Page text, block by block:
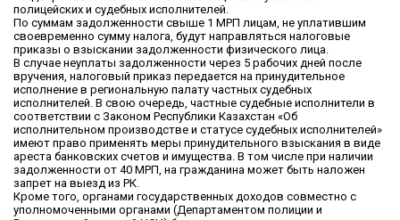
полицейских и судебных исполнителей.
По суммам задолженности свыше 1 МРП лицам, не уплатившим
своевременно сумму налога, будут направляться налоговые
приказы о взыскании задолженности физического лица.
В случае неуплаты задолженности через 5 рабочих дней после
вручения, налоговый приказ передается на принудительное
исполнение в региональную палату частных судебных
исполнителей. В свою очередь, частные судебные исполнители в
соответствии с Законом Республики Казахстан «Об
исполнительном производстве и статусе судебных исполнителей»
имеют право применять меры принудительного взыскания в виде
ареста банковских счетов и имущества. В том числе при наличии
задолженности от 40 МРП, на гражданина может быть наложен
запрет на выезд из РК.
Кроме того, органами государственных доходов совместно с
уполномоченными органами (Департаментом полиции и